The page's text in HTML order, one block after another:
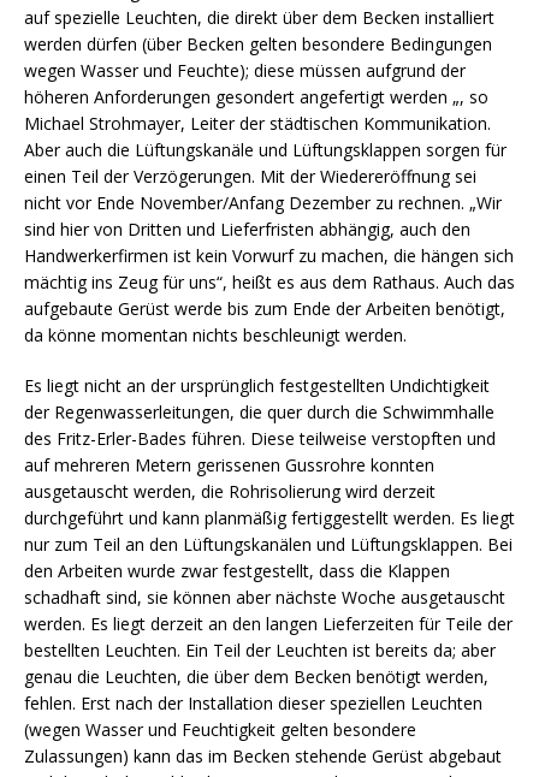
auf spezielle Leuchten, die direkt über dem Becken installiert
werden dürfen (über Becken gelten besondere Bedingungen
wegen Wasser und Feuchte); diese müssen aufgrund der
höheren Anforderungen gesondert angefertigt werden „, so
Michael Strohmayer, Leiter der städtischen Kommunikation.
Aber auch die Lüftungskanäle und Lüftungsklappen sorgen für
einen Teil der Verzögerungen. Mit der Wiedereröffnung sei
nicht vor Ende November/Anfang Dezember zu rechnen. „Wir
sind hier von Dritten und Lieferfristen abhängig, auch den
Handwerkerfirmen ist kein Vorwurf zu machen, die hängen sich
mächtig ins Zeug für uns“, heißt es aus dem Rathaus. Auch das
aufgebaute Gerüst werde bis zum Ende der Arbeiten benötigt,
da könne momentan nichts beschleunigt werden.
Es liegt nicht an der ursprünglich festgestellten Undichtigkeit
der Regenwasserleitungen, die quer durch die Schwimmhalle
des Fritz-Erler-Bades führen. Diese teilweise verstopften und
auf mehreren Metern gerissenen Gussrohre konnten
ausgetauscht werden, die Rohrisolierung wird derzeit
durchgeführt und kann planmäßig fertiggestellt werden. Es liegt
nur zum Teil an den Lüftungskanälen und Lüftungsklappen. Bei
den Arbeiten wurde zwar festgestellt, dass die Klappen
schadhaft sind, sie können aber nächste Woche ausgetauscht
werden. Es liegt derzeit an den langen Lieferzeiten für Teile der
bestellten Leuchten. Ein Teil der Leuchten ist bereits da; aber
genau die Leuchten, die über dem Becken benötigt werden,
fehlen. Erst nach der Installation dieser speziellen Leuchten
(wegen Wasser und Feuchtigkeit gelten besondere
Zulassungen) kann das im Becken stehende Gerüst abgebaut